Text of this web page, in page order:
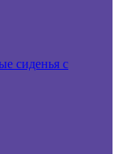
сиденья с